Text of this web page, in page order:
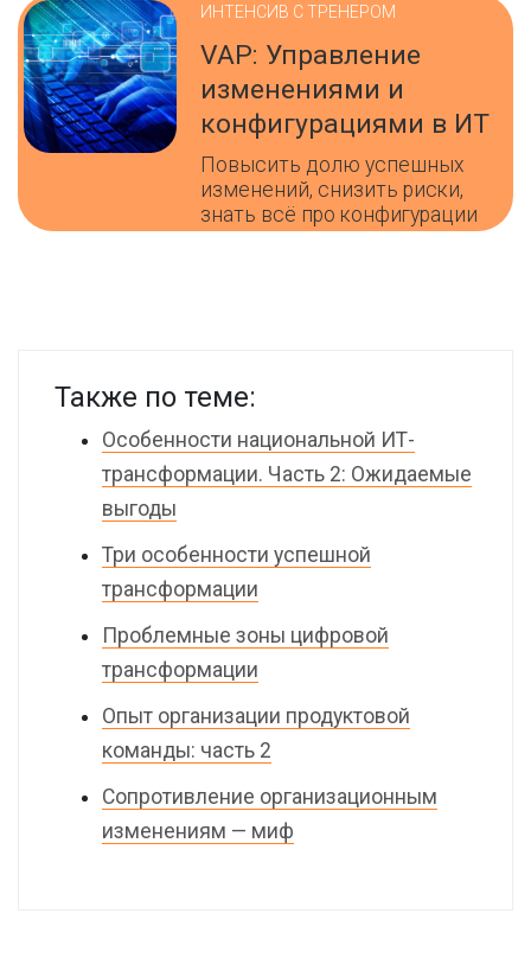
ИНТЕНСИВ С ТРЕНЕРОМ
VAP: Управление
изменениями и
конфигурациями в ИТ
Повысить долю успешных
изменений, снизить риски,
знать всё про конфигурации
Также по теме:
Особенности национальной ИТ-
трансформации. Часть 2: Ожидаемые
выгоды
Три особенности успешной
трансформации
Проблемные зоны цифровой
трансформации
Опыт организации продуктовой
команды: часть 2
Сопротивление организационным
изменениям — миф